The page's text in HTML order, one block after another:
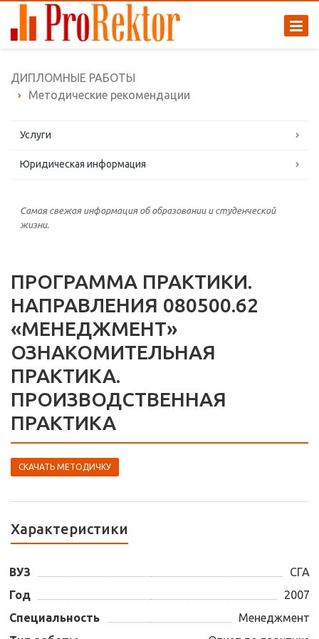
ДИПЛОМНЫЕ РАБОТЫ
Методические рекомендации
Услуги
Юридическая информация
Самая свежая информация об образовании и студенческой
жизни.
ПРОГРАММА ПРАКТИКИ.
НАПРАВЛЕНИЯ 080500.62
«МЕНЕДЖМЕНТ»
ОЗНАКОМИТЕЛЬНАЯ
ПРАКТИКА.
ПРОИЗВОДСТВЕННАЯ
ПРАКТИКА
СКАЧАТЬ МЕТОДИЧКУ
Характеристики
ВУЗ
СГА
Год
2007
Специальность
Менеджмент